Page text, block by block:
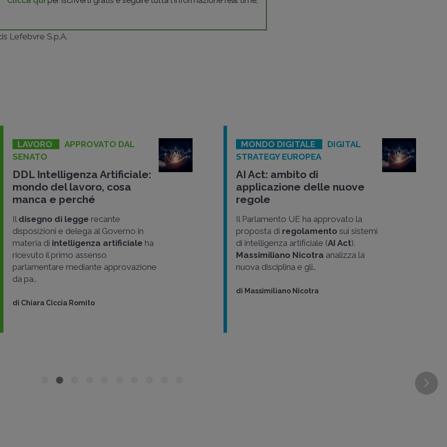
Lefebvre S.p.A.
LAVORO
APPROVATO DAL
SENATO
DDL Intelligenza Artificiale:
mondo del lavoro, cosa
manca e perché
Il disegno di legge recante
disposizioni e delega al Governo in
materia di intelligenza artificiale ha
ricevuto il primo assenso
parlamentare mediante approvazione
da pa..
di Chiara Ciccia Romito
MONDO DIGITALE
DIGITAL
STRATEGY EUROPEA
AI Act: ambito di
applicazione delle nuove
regole
Il Parlamento UE ha approvato la
proposta di regolamento sui sistemi
di intelligenza artificiale (AI Act).
Massimiliano Nicotra analizza la
nuova disciplina e gli..
di Massimiliano Nicotra